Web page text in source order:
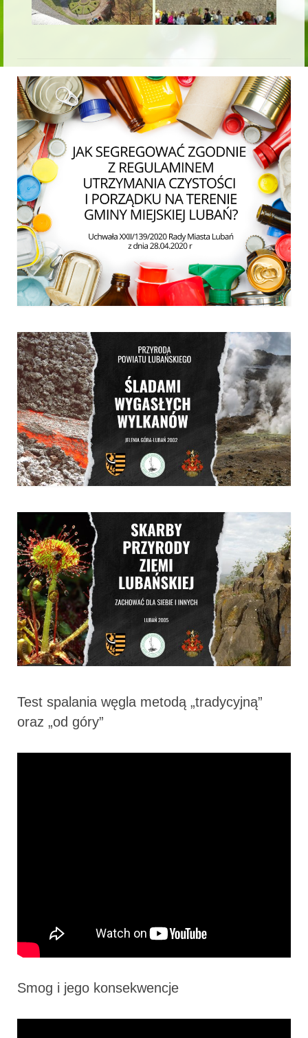
Test spalania węgla metodą „tradycyjną”
oraz „od góry”
Smog i jego konsekwencje